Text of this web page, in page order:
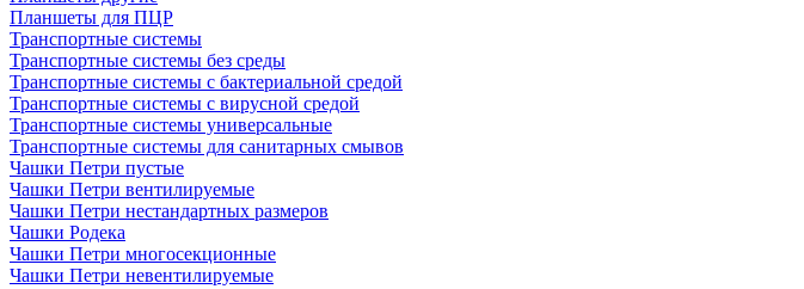
Планшеты для ПЦР
Транспортные системы
Транспортные системы без среды
Транспортные системы с бактериальной средой
Транспортные системы с вирусной средой
Транспортные системы универсальные
Транспортные системы для санитарных смывов
Чашки Петри пустые
Чашки Петри вентилируемые
Чашки Петри нестандартных размеров
Чашки Родека
Чашки Петри многосекционные
Чашки Петри невентилируемые